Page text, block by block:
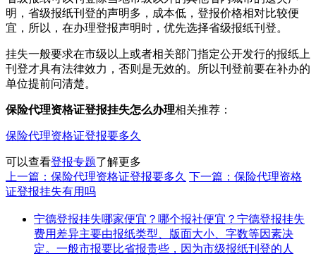
明，省级报纸刊登的声明多，成本低，登报价格相对比较便
宜，所以，在办理登报声明时，优先选择省级报纸刊登。
挂失一般要求在市级以上或者相关部门指定公开发行的报纸上
刊登才具有法律效力，否则是无效的。所以刊登前要在补办的
单位提前问清楚。
保险代理资格证登报挂失怎么办理相关推荐：
保险代理资格证登报要多久
可以查看登报专题了解更多
上一篇：保险代理资格证登报要多久 下一篇：保险代理资格
证登报挂失有用吗
宁德登报挂失哪家便宜？哪个报社便宜？宁德登报挂失
费用差异主要由报纸类型、版面大小、字数等因素决
定。一般市报要比省报贵些，因为市级报纸刊登的人